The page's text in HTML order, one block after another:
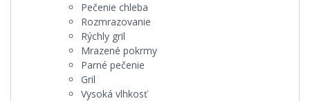
Pečenie chleba
Rozmrazovanie
Rýchly gril
Mrazené pokrmy
Parné pečenie
Gril
Vysoká vlhkosť